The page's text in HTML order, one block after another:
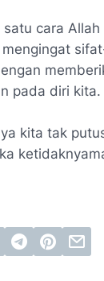
satu cara
pada diri kita.
kita tak